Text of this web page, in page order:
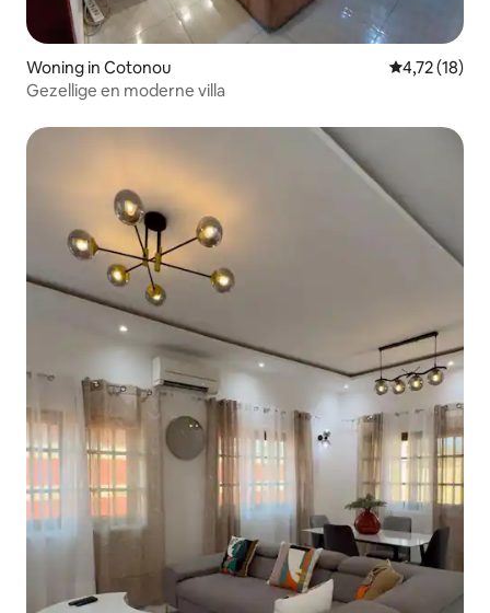
Woning in Cotonou Gemiddelde
4,72 (18)
Gezellige en moderne villa